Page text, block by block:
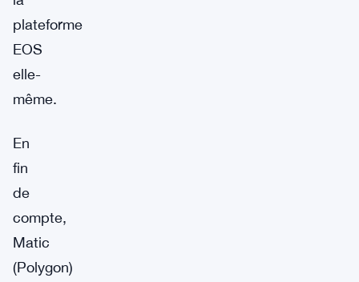
plateforme
EOS
elle-
même.
En
fin
de
compte,
Matic
(Polygon)